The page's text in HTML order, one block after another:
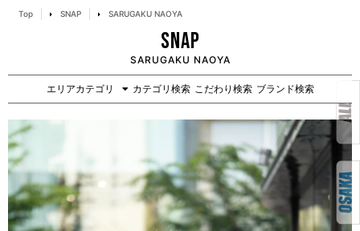
Top SNAP SARUGAKU NAOYA
SNAP
SARUGAKU NAOYA
エリアカテゴリ カテゴリ検索 こだわり検索 ブランド検索